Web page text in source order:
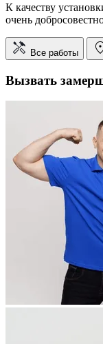
К качеству
очень
Все работы
Вызвать